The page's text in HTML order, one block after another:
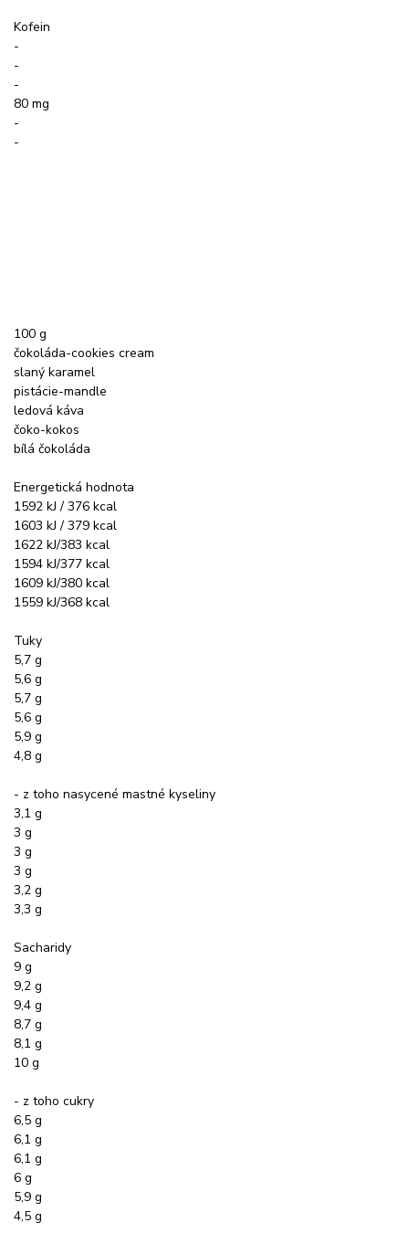
Kofein
-
-
-
80 mg
-
-
100 g
čokoláda-cookies cream
slaný karamel
pistácie-mandle
ledová káva
čoko-kokos
bílá čokoláda
Energetická hodnota
1592 kJ / 376 kcal
1603 kJ / 379 kcal
1622 kJ/383 kcal
1594 kJ/377 kcal
1609 kJ/380 kcal
1559 kJ/368 kcal
Tuky
5,7 g
5,6 g
5,7 g
5,6 g
5,9 g
4,8 g
- z toho nasycené mastné kyseliny
3,1 g
3 g
3 g
3 g
3,2 g
3,3 g
Sacharidy
9 g
9,2 g
9,4 g
8,7 g
8,1 g
10 g
- z toho cukry
6,5 g
6,1 g
6,1 g
6 g
5,9 g
4,5 g